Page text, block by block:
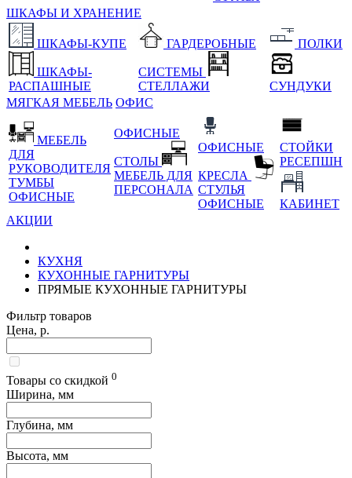
ШКАФЫ И ХРАНЕНИЕ
ШКАФЫ-КУПЕ
ШКАФЫ-
РАСПАШНЫЕ
ГАРДЕРОБНЫЕ
СИСТЕМЫ
СТЕЛЛАЖИ
ПОЛКИ
СУНДУКИ
МЯГКАЯ МЕБЕЛЬ ОФИС
МЕБЕЛЬ
ДЛЯ
РУКОВОДИТЕЛЯ
ТУМБЫ
ОФИСНЫЕ
ОФИСНЫЕ
СТОЛЫ
МЕБЕЛЬ ДЛЯ
ПЕРСОНАЛА
ОФИСНЫЕ
КРЕСЛА
СТУЛЬЯ
ОФИСНЫЕ
СТОЙКИ
РЕСЕПШН
КАБИНЕТ
АКЦИИ
КУХНЯ
КУХОННЫЕ ГАРНИТУРЫ
ПРЯМЫЕ КУХОННЫЕ ГАРНИТУРЫ
Фильтр товаров
Цена, р.
Товары со скидкой 0
Ширина, мм
Глубина, мм
Высота, мм